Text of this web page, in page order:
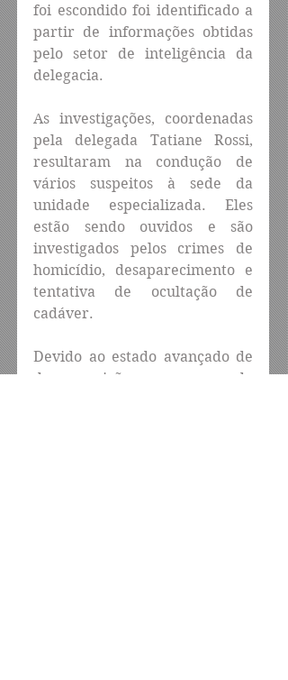
foi escondido foi identificado a
partir de informações obtidas
pelo setor de inteligência da
delegacia.
As investigações, coordenadas
pela delegada Tatiane Rossi,
resultaram na condução de
vários suspeitos à sede da
unidade especializada. Eles
estão sendo ouvidos e são
investigados pelos crimes de
homicídio, desaparecimento e
tentativa de ocultação de
cadáver.
Devido ao estado avançado de
decomposição, o corpo de